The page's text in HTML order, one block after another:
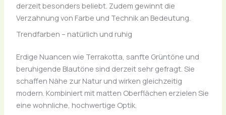
derzeit besonders beliebt. Zudem gewinnt die
Verzahnung von Farbe und Technik an Bedeutung.
Trendfarben – natürlich und ruhig
Erdige Nuancen wie Terrakotta, sanfte Grüntöne und
beruhigende Blautöne sind derzeit sehr gefragt. Sie
schaffen Nähe zur Natur und wirken gleichzeitig
modern. Kombiniert mit matten Oberflächen erzielen Sie
eine wohnliche, hochwertige Optik.